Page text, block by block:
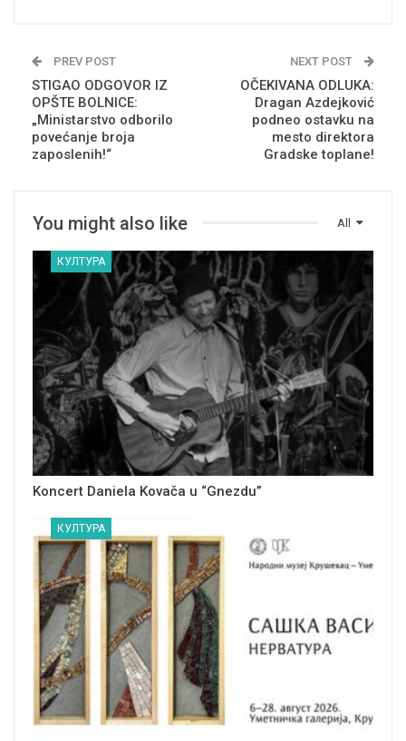
PREV POST
STIGAO ODGOVOR IZ
OPŠTE BOLNICE:
„Ministarstvo odborilo
povećanje broja
zaposlenih!“
NEXT POST
OČEKIVANA ODLUKA:
Dragan Azdejković
podneo ostavku na
mesto direktora
Gradske toplane!
All
You might also like
КУЛТУРА
Koncert Daniela Kovača u “Gnezdu”
КУЛТУРА